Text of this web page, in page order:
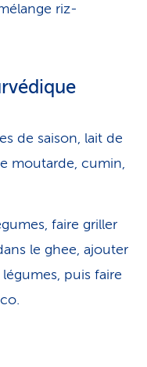
riz-
de saison, lait de
moutarde, cumin,
faire griller
le ghee, ajouter
puis faire